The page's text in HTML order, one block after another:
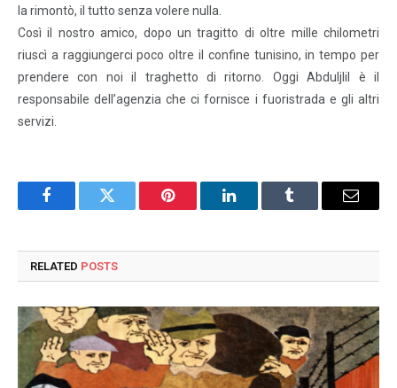
la rimontò, il tutto senza volere nulla.
Così il nostro amico, dopo un tragitto di oltre mille chilometri
riuscì a raggiungerci poco oltre il confine tunisino, in tempo per
prendere con noi il traghetto di ritorno. Oggi Abduljlil è il
responsabile dell’agenzia che ci fornisce i fuoristrada e gli altri
servizi.
FacebookTwitter Pinterest LinkedInTumblr Email
RELATED POSTS